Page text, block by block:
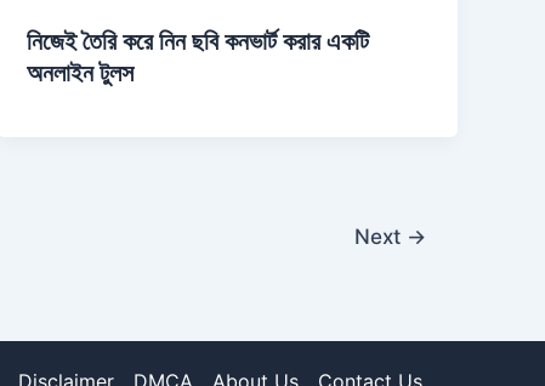
নিজেই তৈরি করে নিন ছবি কনভার্ট করার একটি
অনলাইন টুলস
Next →
Disclaimer DMCA About Us Contact Us